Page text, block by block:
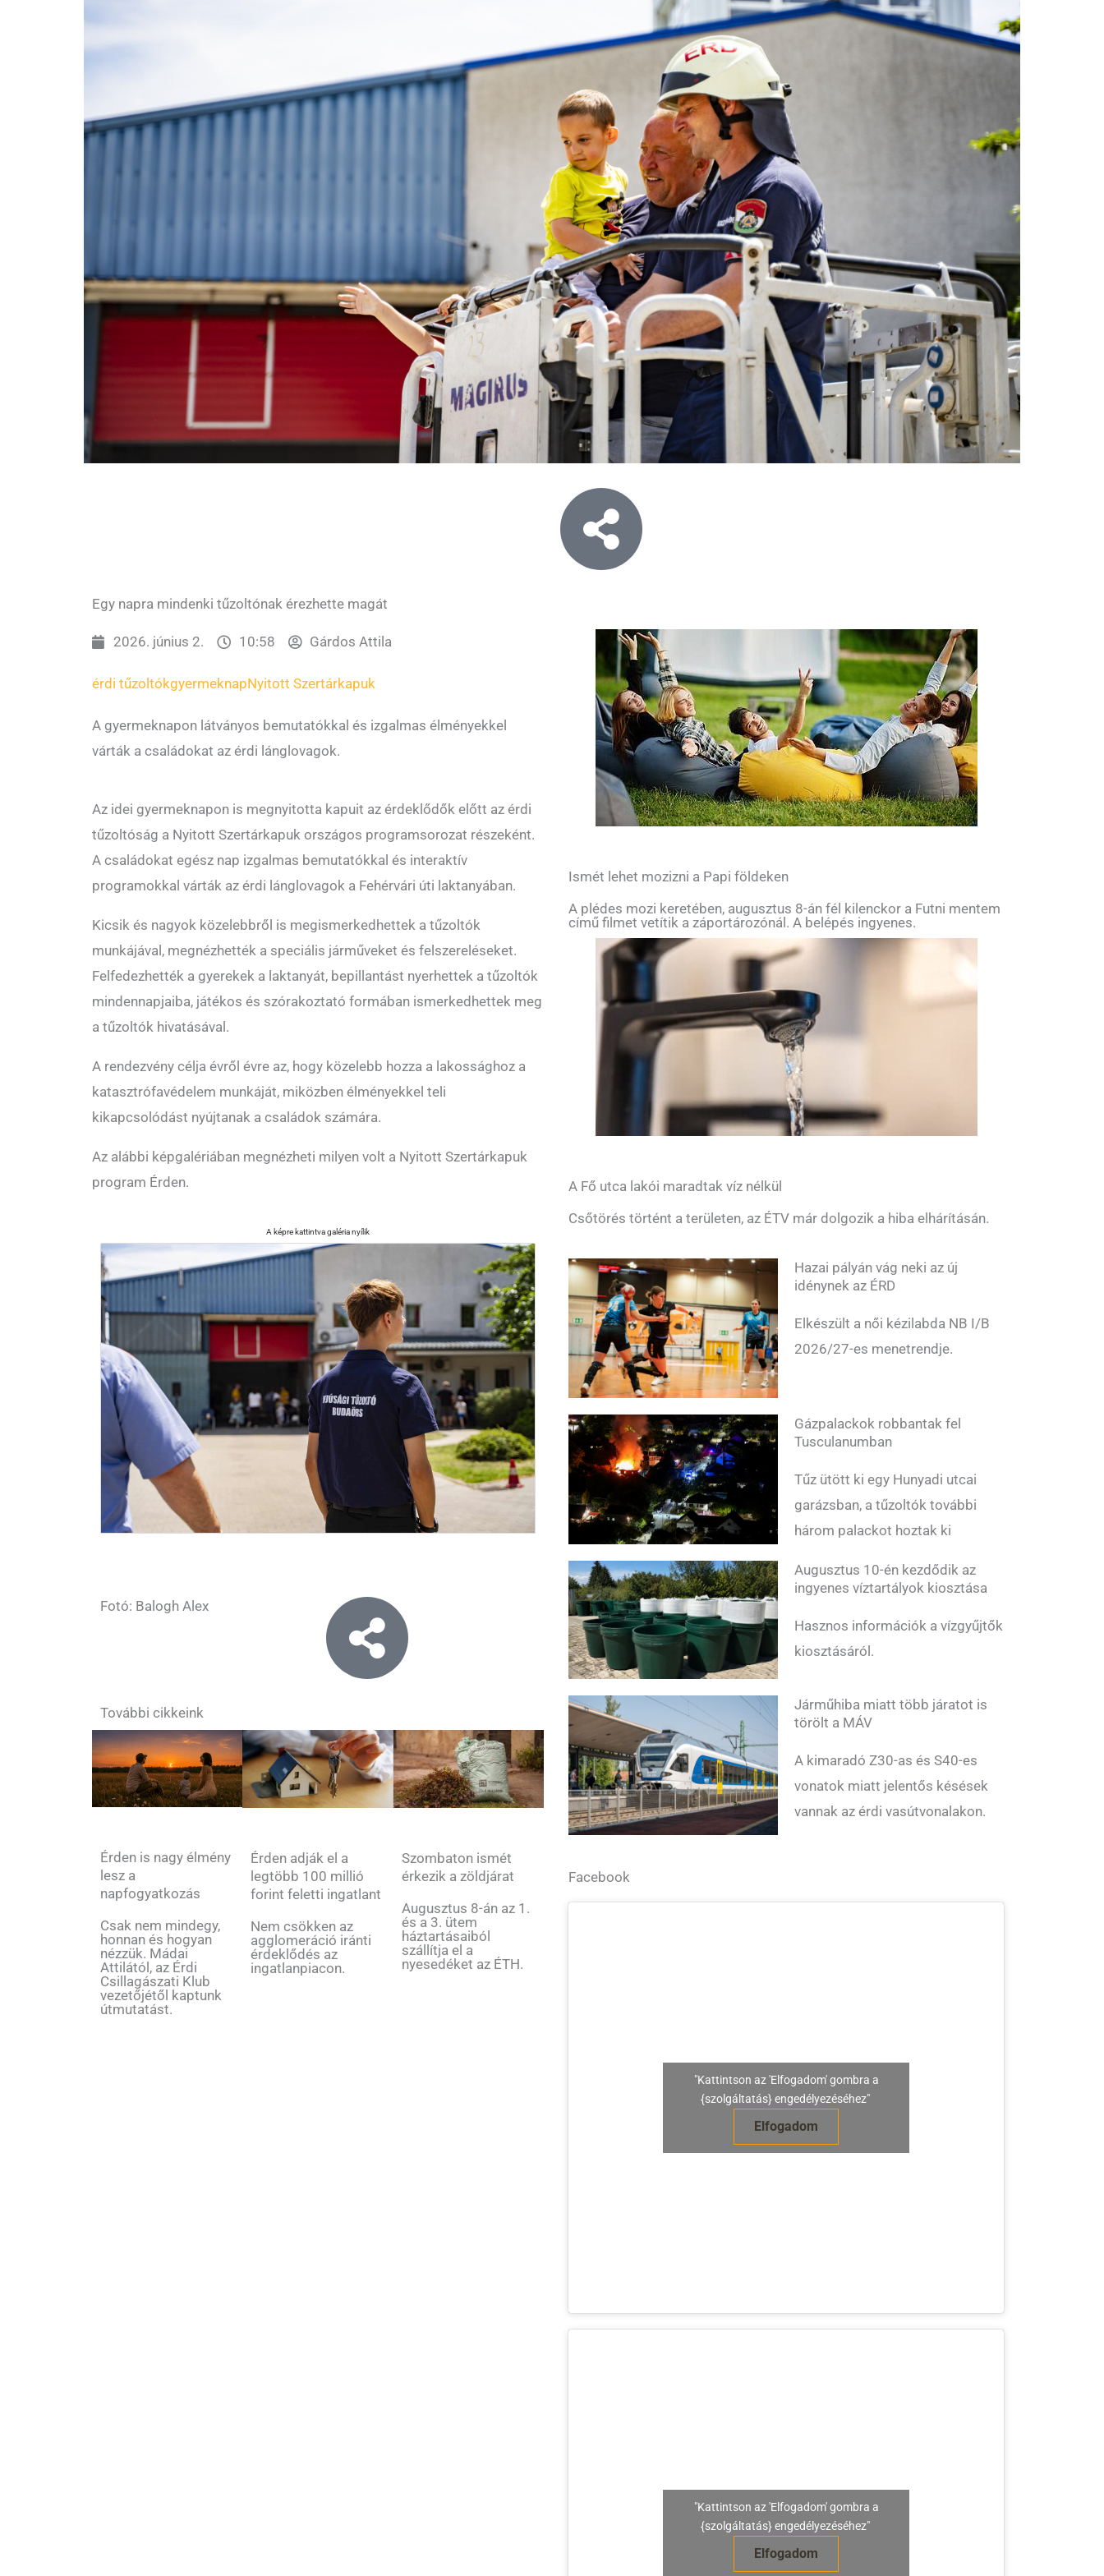
Egy napra mindenki tűzoltónak érezhette magát
2026. június 2. 10:58 Gárdos Attila
érdi tűzoltókgyermeknapNyitott Szertárkapuk
A gyermeknapon látványos bemutatókkal és izgalmas élményekkel
várták a családokat az érdi lánglovagok.
Az idei gyermeknapon is megnyitotta kapuit az érdeklődők előtt az érdi
tűzoltóság a Nyitott Szertárkapuk országos programsorozat részeként.
A családokat egész nap izgalmas bemutatókkal és interaktív
programokkal várták az érdi lánglovagok a Fehérvári úti laktanyában.
Kicsik és nagyok közelebbről is megismerkedhettek a tűzoltók
munkájával, megnézhették a speciális járműveket és felszereléseket.
Felfedezhették a gyerekek a laktanyát, bepillantást nyerhettek a tűzoltók
mindennapjaiba, játékos és szórakoztató formában ismerkedhettek meg
a tűzoltók hivatásával.
A rendezvény célja évről évre az, hogy közelebb hozza a lakossághoz a
katasztrófavédelem munkáját, miközben élményekkel teli
kikapcsolódást nyújtanak a családok számára.
Az alábbi képgalériában megnézheti milyen volt a Nyitott Szertárkapuk
program Érden.
Fotó: Balogh Alex
További cikkeink
Érden is nagy élmény
lesz a
napfogyatkozás
Csak nem mindegy,
honnan és hogyan
nézzük. Mádai
Attilától, az Érdi
Csillagászati Klub
vezetőjétől kaptunk
útmutatást.
Érden adják el a
legtöbb 100 millió
forint feletti ingatlant
Nem csökken az
agglomeráció iránti
érdeklődés az
ingatlanpiacon.
Szombaton ismét
érkezik a zöldjárat
Augusztus 8-án az 1.
és a 3. ütem
háztartásaiból
szállítja el a
nyesedéket az ÉTH.
Ismét lehet mozizni a Papi földeken
A plédes mozi keretében, augusztus 8-án fél kilenckor a Futni mentem
című filmet vetítik a záportározónál. A belépés ingyenes.
A Fő utca lakói maradtak víz nélkül
Csőtörés történt a területen, az ÉTV már dolgozik a hiba elhárításán.
Hazai pályán vág neki az új
idénynek az ÉRD
Elkészült a női kézilabda NB I/B
2026/27-es menetrendje.
Gázpalackok robbantak fel
Tusculanumban
Tűz ütött ki egy Hunyadi utcai
garázsban, a tűzoltók további
három palackot hoztak ki
Augusztus 10-én kezdődik az
ingyenes víztartályok kiosztása
Hasznos információk a vízgyűjtők
kiosztásáról.
Járműhiba miatt több járatot is
törölt a MÁV
A kimaradó Z30-as és S40-es
vonatok miatt jelentős késések
vannak az érdi vasútvonalakon.
Facebook
"Kattintson az 'Elfogadom' gombra a
{szolgáltatás} engedélyezéséhez"
Elfogadom
"Kattintson az 'Elfogadom' gombra a
{szolgáltatás} engedélyezéséhez"
Elfogadom